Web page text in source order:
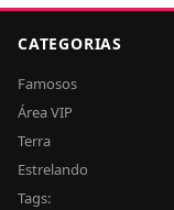
CATEGORIAS
Famosos
Área VIP
Terra
Estrelando
Tags: